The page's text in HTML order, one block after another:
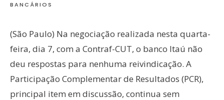
BANCÁRIOS
(São Paulo) Na negociação realizada nesta quarta-
feira, dia 7, com a Contraf-CUT, o banco Itaú não
deu respostas para nenhuma reivindicação. A
Participação Complementar de Resultados (PCR),
principal item em discussão, continua sem